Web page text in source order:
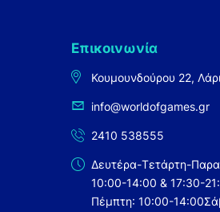
Επικοινωνία
Κουμουνδούρου 22,
info@worldofgames.gr
2410 538555
Δευτέρα-Τετάρτη-
10:00-14:00 & 17:30-
Πέμπτη: 10:00-14:00